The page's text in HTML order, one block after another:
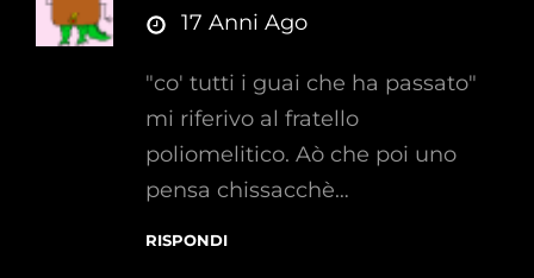
says:17 Anni Ago
"co' tutti i guai che ha passato"
mi riferivo al fratello
poliomelitico. Aò che poi uno
pensa chissacchè…
RISPONDI